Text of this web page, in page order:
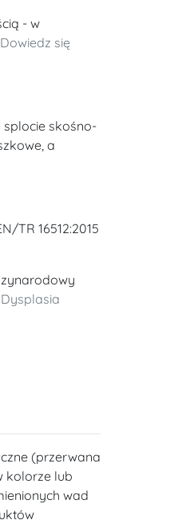
- w
Dowiedz się
skośno-
a
TR 16512:2015
(przerwana
kolorze lub
wad